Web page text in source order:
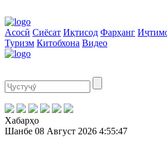
Асосӣ Сиёсат Иқтисод Фарҳанг
Туризм Китобхона Видео
Хабарҳо
Шанбе 08 Август 2026 4:55:47